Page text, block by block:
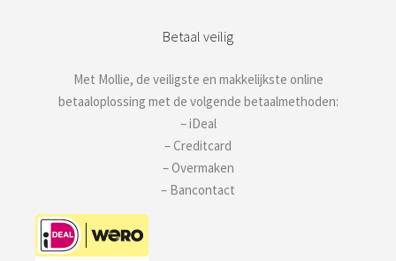
Betaal veilig
Met Mollie, de veiligste en makkelijkste online
betaaloplossing met de volgende betaalmethoden:
– iDeal
– Creditcard
– Overmaken
– Bancontact